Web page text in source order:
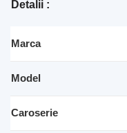
Detalii :
Marca
Model
Caroserie